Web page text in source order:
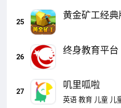
25
黄金矿工经典
26
终身教育平台
27
叽里呱啦
英语 教育 儿童 儿